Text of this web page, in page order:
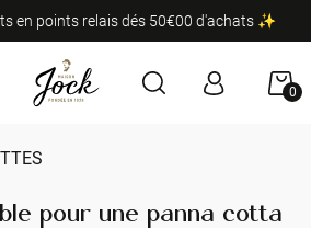
en points relais dés 50€00 d'achats ✨
0
pour une panna cotta